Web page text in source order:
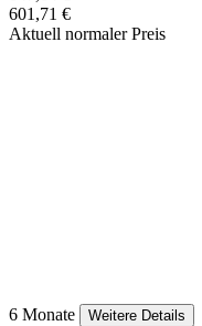
601,71 €
Aktuell normaler Preis
6 Monate
Weitere Details